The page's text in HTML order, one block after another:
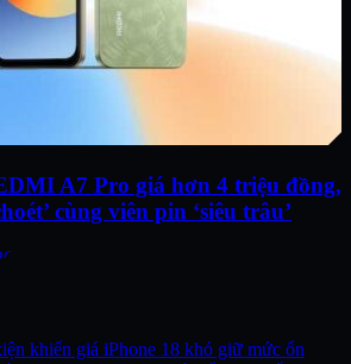
A7 Pro giá hơn 4 triệu đồng,
cùng viên pin ‘siêu trâu’
khiến giá iPhone 18 khó giữ mức ổn